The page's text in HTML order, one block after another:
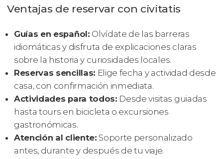
Ventajas de reservar con civitatis
Guías en español: Olvídate de las barreras
idiomáticas y disfruta de explicaciones claras
sobre la historia y curiosidades locales.
Reservas sencillas: Elige fecha y actividad desde
casa, con confirmación inmediata.
Actividades para todos: Desde visitas guiadas
hasta tours en bicicleta o excursiones
gastronómicas.
Atención al cliente: Soporte personalizado
antes, durante y después de tu viaje.